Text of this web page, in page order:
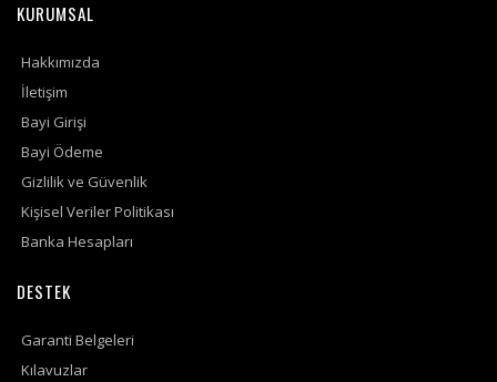
KURUMSAL
Hakkımızda
İletişim
Bayi Girişi
Bayi Ödeme
Gizlilik ve Güvenlik
Kişisel Veriler Politikası
Banka Hesapları
DESTEK
Garanti Belgeleri
Kılavuzlar